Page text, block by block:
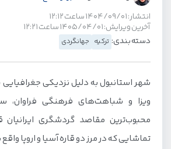
انتشار: ۱۴۰۴/۰۹/۰۱ ساعت ۱۲:۱۲
آخرین ویرایش: ۱۴۰۵/۰۴/۰۱ ساعت ۱۲:۲۱
دسته بندی: ترکیه جهانگردی
شهر استانبول به دلیل نزدیکی جغرافیایی
ویزا و شباهت‌های فرهنگی فراوان،
محبوب‌ترین مقاصد گردشگری ایرانیان
تماشایی که در مرز دو قاره آسیا و اروپا